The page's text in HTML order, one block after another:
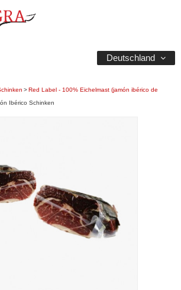
Deutschland
> Red Label - 100% Eichelmast (jamón ibérico de
Ibérico Schinken